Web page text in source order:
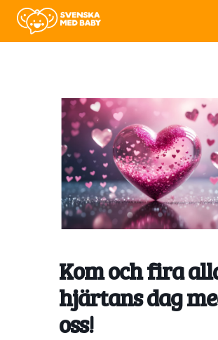
Kom och fira
hjärtans dag
oss!